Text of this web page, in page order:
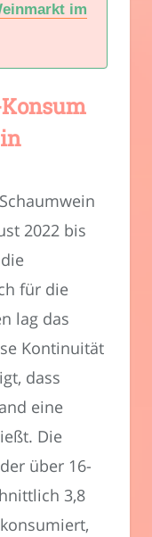
im
2022 bis
für die
lag das
Kontinuität
dass
eine
Die
über 16-
3,8